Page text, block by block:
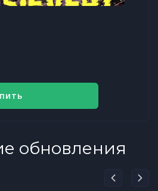
обновления